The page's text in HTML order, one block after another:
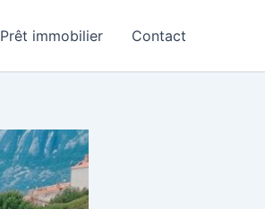
Prêt immobilier Contact